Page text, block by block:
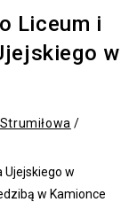
Liceum i
w
/
Ujejskiego w
w Kamionce